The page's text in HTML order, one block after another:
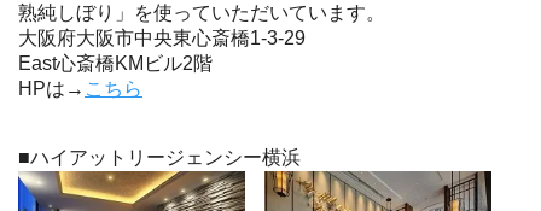
熟純しぼり」を使っていただいています。
大阪府大阪市中央東心斎橋1-3-29
East心斎橋KMビル2階
HPは→ こちら
■ハイアットリージェンシー横浜